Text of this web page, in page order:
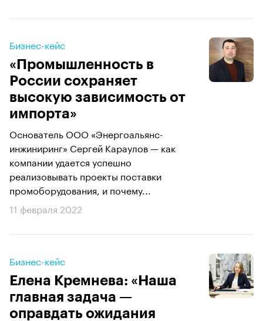
Бизнес-кейс
«Промышленность в
России сохраняет
высокую зависимость от
импорта»
Основатель ООО «Энергоальянс-
инжиниринг» Сергей Караулов — как
компании удается успешно
реализовывать проекты поставки
промоборудования, и почему...
11 февраля 2022
Бизнес-кейс
Елена Кремнева: «Наша
главная задача —
оправдать ожидания